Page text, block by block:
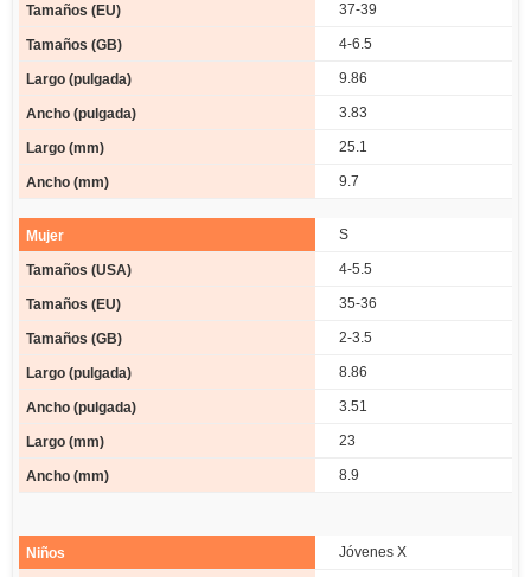
37-39
4-6.5
9.86
3.83
25.1
9.7
S
4-5.5
35-36
2-3.5
8.86
3.51
23
8.9
Jóvenes X